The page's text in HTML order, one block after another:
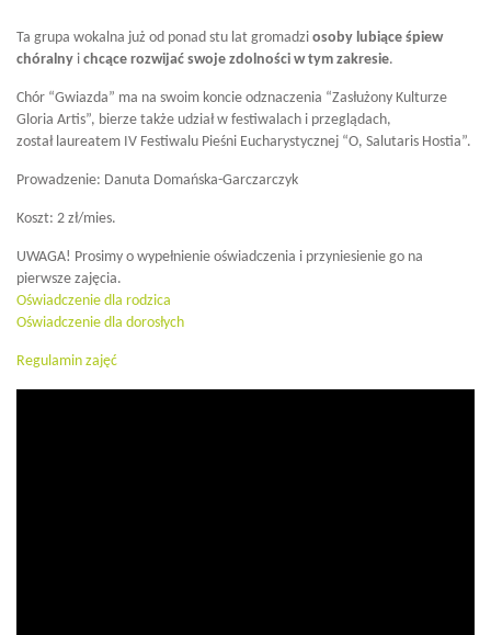
Ta grupa wokalna już od ponad stu lat gromadzi osoby lubiące śpiew
chóralny i chcące rozwijać swoje zdolności w tym zakresie.
Chór “Gwiazda” ma na swoim koncie odznaczenia “Zasłużony Kulturze
Gloria Artis”, bierze także udział w festiwalach i przeglądach,
został laureatem IV Festiwalu Pieśni Eucharystycznej “O, Salutaris Hostia”.
Prowadzenie: Danuta Domańska-Garczarczyk
Koszt: 2 zł/mies.
UWAGA! Prosimy o wypełnienie oświadczenia i przyniesienie go na
pierwsze zajęcia.
Oświadczenie dla rodzica
Oświadczenie dla dorosłych
Regulamin zajęć